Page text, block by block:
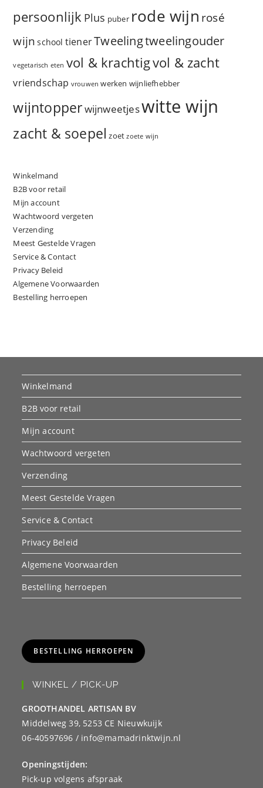
persoonlijk Plus puber rode wijn rosé
wijn school tienerTweelingtweelingouder
vegetarisch eten vol & krachtigvol & zacht
vriendschap vrouwen werken wijnliefhebber
wijntopperwijnweetjeswitte wijn
zacht & soepel zoet zoete wijn
Winkelmand
B2B voor retail
Mijn account
Wachtwoord vergeten
Verzending
Meest Gestelde Vragen
Service & Contact
Privacy Beleid
Algemene Voorwaarden
Bestelling herroepen
Winkelmand
B2B voor retail
Mijn account
Wachtwoord vergeten
Verzending
Meest Gestelde Vragen
Service & Contact
Privacy Beleid
Algemene Voorwaarden
Bestelling herroepen
BESTELLING HERROEPEN
WINKEL / PICK-UP
GROOTHANDEL ARTISAN BV
Middelweg 39, 5253 CE Nieuwkuijk
06-40597696 / info@mamadrinktwijn.nl
Openingstijden:
Pick-up volgens afspraak